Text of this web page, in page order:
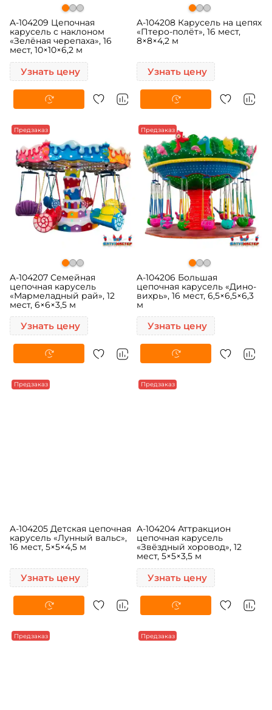
A-104209 Цепочная
карусель с наклоном
«Зелёная черепаха», 16
мест, 10×10×6,2 м
Узнать цену
A-104208 Карусель на цепях
«Птеро-полёт», 16 мест,
8×8×4,2 м
Узнать цену
Предзаказ
A-104207 Семейная
цепочная карусель
«Мармеладный рай», 12
мест, 6×6×3,5 м
Узнать цену
Предзаказ
A-104206 Большая
цепочная карусель «Дино-
вихрь», 16 мест, 6,5×6,5×6,3
м
Узнать цену
Предзаказ
A-104205 Детская цепочная
карусель «Лунный вальс»,
16 мест, 5×5×4,5 м
Узнать цену
Предзаказ
A-104204 Аттракцион
цепочная карусель
«Звёздный хоровод», 12
мест, 5×5×3,5 м
Узнать цену
Предзаказ Предзаказ